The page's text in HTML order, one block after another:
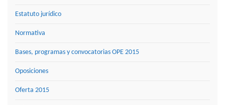
Estatuto jurídico
Normativa
Bases, programas y convocatorias OPE 2015
Oposiciones
Oferta 2015